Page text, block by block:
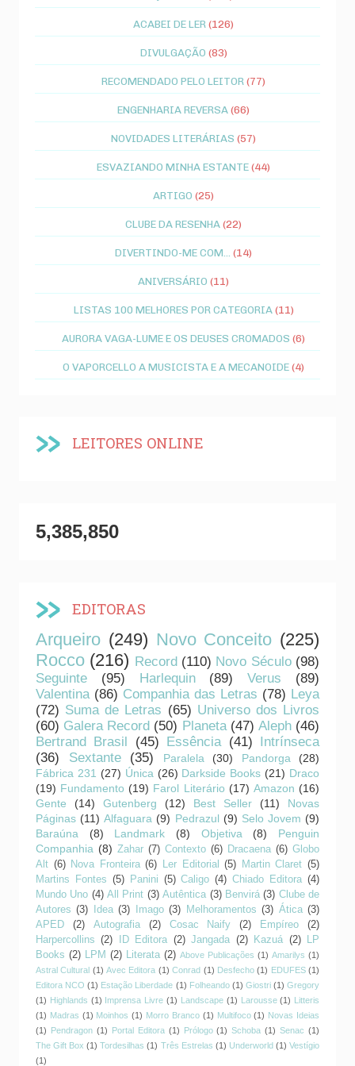
ACABEI DE LER(126)
DIVULGAÇÃO (83)
RECOMENDADO PELO LEITOR(77)
ENGENHARIA REVERSA(66)
NOVIDADES LITERÁRIAS (57)
ESVAZIANDO MINHA ESTANTE(44)
ARTIGO (25)
CLUBE DA RESENHA(22)
DIVERTINDO-ME COM... (14)
ANIVERSÁRIO (11)
LISTAS 100 MELHORES POR CATEGORIA (11)
AURORA VAGA-LUME E OS DEUSES CROMADOS (6)
O VAPORCELLO A MUSICISTA E A MECANOIDE(4)
LEITORES ONLINE
5,385,850
EDITORAS
Arqueiro (249) Novo Conceito (225)
Rocco (216) Record (110) Novo Século (98)
Seguinte
(95) Harlequin (89) Verus
(89)
Valentina (86) Companhia das Letras (78) Leya
(72) Suma de Letras (65) Universo dos Livros
(60) Galera Record (50) Planeta (47) Aleph (46)
Bertrand Brasil
(45) Essência (41)
Intrínseca
(36)
Sextante (35) Paralela (30) Pandorga
(28)
Fábrica 231 (27) Única (26) Darkside Books (21) Draco
(19) Fundamento (19) Farol Literário (17) Amazon (16)
Gente
(14) Gutenberg (12) Best Seller (11)
Novas
Páginas (11) Alfaguara (9) Pedrazul (9) Selo Jovem (9)
Baraúna
(8) Landmark (8) Objetiva (8)
Penguin
Companhia (8) Zahar (7) Contexto (6) Dracaena (6) Globo
Alt (6) Nova Fronteira (6) Ler Editorial (5) Martin Claret (5)
Martins Fontes (5) Panini (5) Caligo (4) Chiado Editora (4)
Mundo Uno (4) All Print (3) Autêntica (3) Benvirá (3) Clube de
Autores (3) Idea (3) Imago (3) Melhoramentos (3) Ática (3)
APED
(2) Autografia (2) Cosac Naify (2) Empíreo
(2)
Harpercollins
(2) ID Editora (2) Jangada (2) Kazuá (2)
LP
Books (2) LPM (2) Literata (2) Above Publicações (1) Amarilys (1)
Astral Cultural (1) Avec Editora (1) Conrad (1) Desfecho (1) EDUFES (1)
Editora NCO (1) Estação Liberdade (1) Folheando (1) Giostri (1) Gregory
(1) Highlands (1) Imprensa Livre (1) Landscape (1) Larousse (1) Litteris
(1) Madras (1) Moinhos (1) Morro Branco (1) Multifoco (1) Novas Ideias
(1)
Pendragon (1) Portal Editora (1) Prólogo (1) Schoba (1) Senac (1)
The Gift Box (1) Tordesilhas (1) Três Estrelas (1) Underworld (1) Vestígio
(1)